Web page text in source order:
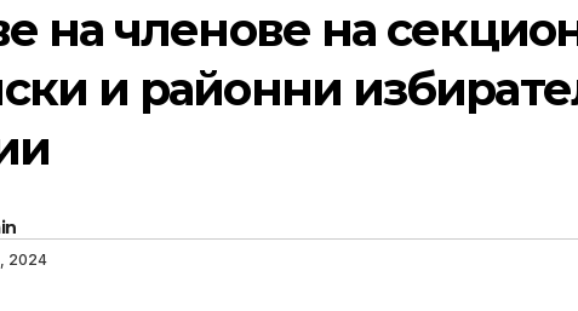
на членове на
и районни
2024